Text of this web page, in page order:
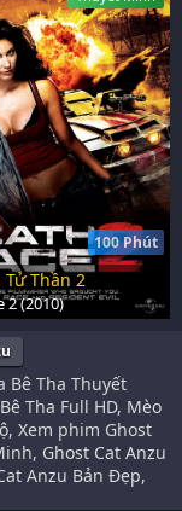
100 Phút
Thần 2
2 (2010)
Bê Tha Thuyết
Tha Full HD, Mèo
Xem phim Ghost
Ghost Cat Anzu
Anzu Bản Đẹp,